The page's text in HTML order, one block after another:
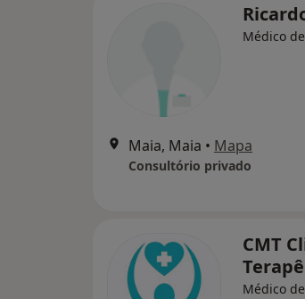
Médico
Maia, Maia • Mapa
Consultório privado
CMT
Médico